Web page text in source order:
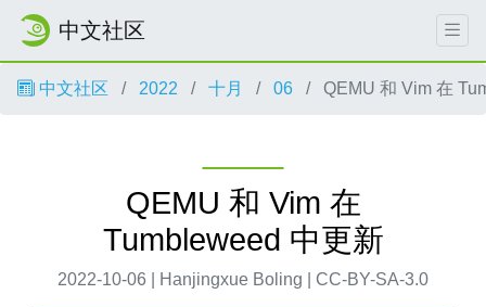
中文社区
中文社区 2022 十月 06 QEMU 和 Vim 在
QEMU 和 Vim 在
Tumbleweed 中更新
2022-10-06 | Hanjingxue Boling | CC-BY-SA-3.0